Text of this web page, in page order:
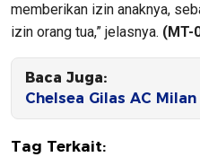
memberikan izin anaknya,
izin orang tua,” jelasnya. (MT-
Baca Juga:
Chelsea Gilas AC
Tag Terkait: